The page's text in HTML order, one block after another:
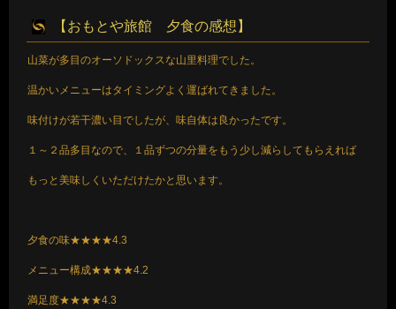
【おもとや旅館 夕食の感想】
山菜が多目のオーソドックスな山里料理でした。
温かいメニューはタイミングよく運ばれてきました。
味付けが若干濃い目でしたが、味自体は良かったです。
１～２品多目なので、１品ずつの分量をもう少し減らしてもらえれば
もっと美味しくいただけたかと思います。
夕食の味★★★★4.3
メニュー構成★★★★4.2
満足度★★★★4.3